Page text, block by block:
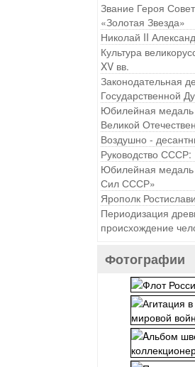
Звание Героя
«Золотая Звезда»
Николай II
Культура
XV вв.
Законодательная
Государственной
Юбилейная
Великой
Воздушно -
Руководство СССР:
Юбилейная
Сил СССР»
Ярополк
Периодизация
происхождение
Фотографии